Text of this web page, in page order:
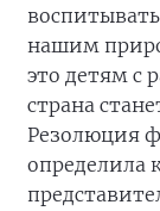
нашим
это детям с
страна
Резолюция
определила